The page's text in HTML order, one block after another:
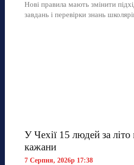
Нові правила мають змінити
завдань і перевірки знань
У Чехії 15 людей за літо
кажани
7 Серпня, 2026р 17:38